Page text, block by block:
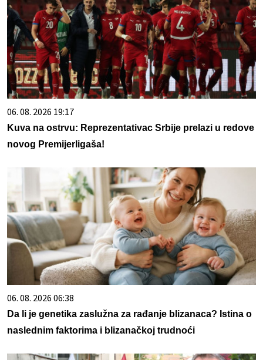
06. 08. 2026 19:17
Kuva na ostrvu: Reprezentativac Srbije prelazi u redove
novog Premijerligaša!
06. 08. 2026 06:38
Da li je genetika zaslužna za rađanje blizanaca? Istina o
naslednim faktorima i blizanačkoj trudnoći